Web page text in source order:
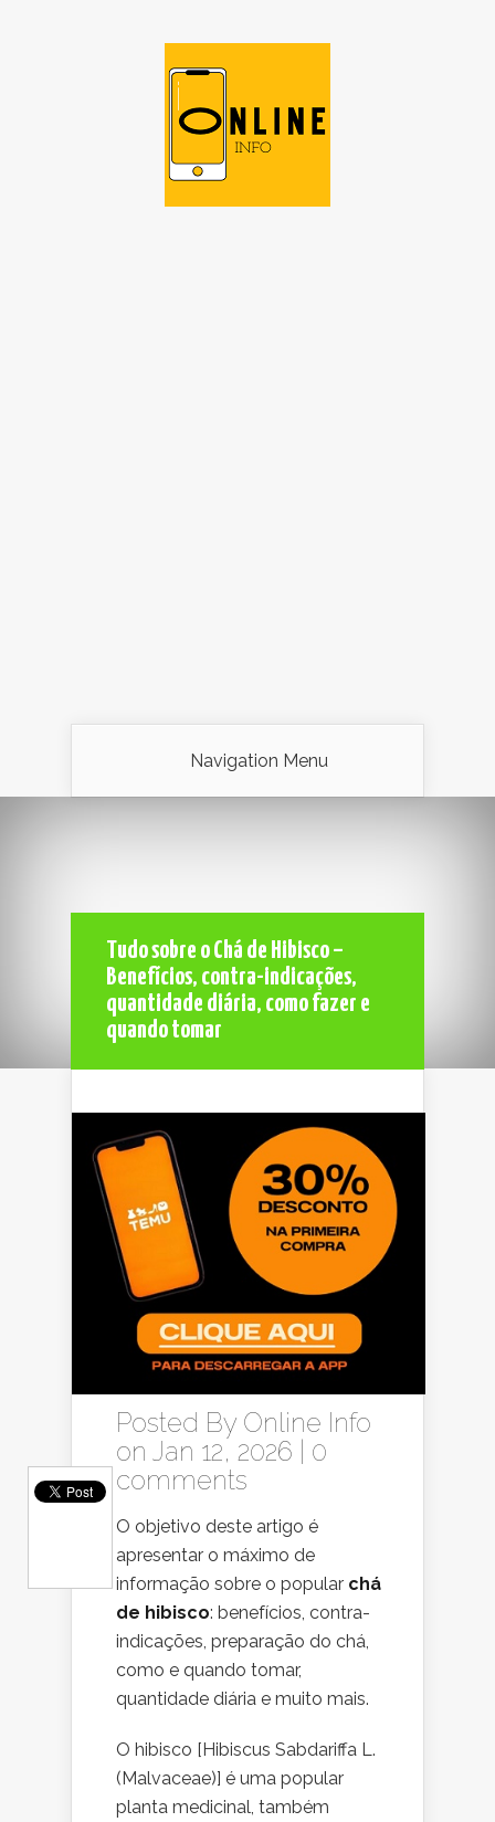
Navigation Menu
Tudo sobre o Chá de Hibisco –
Benefícios, contra-indicações,
quantidade diária, como fazer e
quando tomar
Posted By Online Info
on Jan 12, 2026 | 0
comments
O objetivo deste artigo é
apresentar o máximo de
informação sobre o popular chá
de hibisco: benefícios, contra-
indicações, preparação do chá,
como e quando tomar,
quantidade diária e muito mais.
O hibisco [Hibiscus Sabdariffa L.
(Malvaceae)] é uma popular
planta medicinal, também